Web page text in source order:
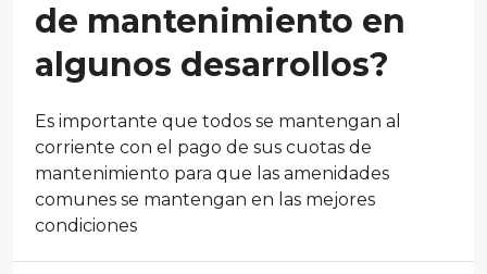
de mantenimiento en
algunos desarrollos?
Es importante que todos se mantengan al
corriente con el pago de sus cuotas de
mantenimiento para que las amenidades
comunes se mantengan en las mejores
condiciones